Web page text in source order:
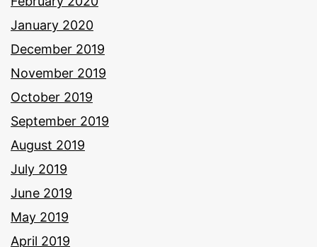
January 2020
December 2019
November 2019
October 2019
September 2019
August 2019
July 2019
June 2019
May 2019
April 2019